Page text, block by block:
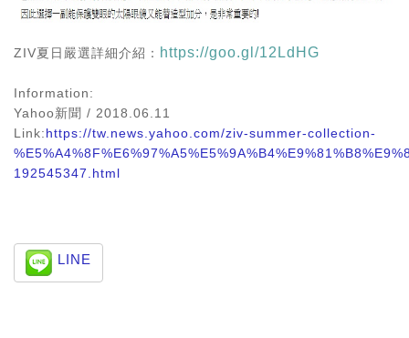
ZIV夏日嚴選詳細介紹： https://goo.gl/12LdHG
Information:
Yahoo新聞 / 2018.06.11
Link:https://tw.news.yahoo.com/ziv-summer-collection-
192545347.html
LINE